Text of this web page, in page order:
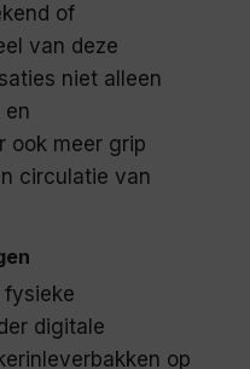
of
van deze
niet alleen
en
ook meer grip
circulatie van
fysieke
digitale
op